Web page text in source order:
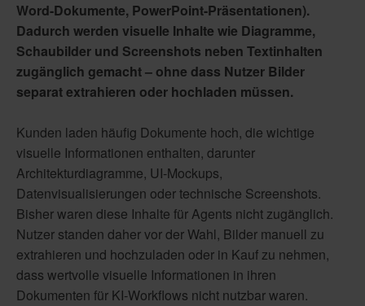
Word-Dokumente, PowerPoint-Präsentationen).
Dadurch werden visuelle Inhalte wie Diagramme,
Schaubilder und Screenshots neben Textinhalten
zugänglich gemacht – ohne dass Nutzer Bilder
separat extrahieren oder hochladen müssen.
Kunden laden häufig Dokumente hoch, die wichtige
visuelle Informationen enthalten, darunter
Architekturdiagramme, UI-Mockups,
Datenvisualisierungen oder technische Screenshots.
Bisher waren diese Inhalte für Agents nicht zugänglich.
Nutzer standen daher vor der Wahl, Bilder manuell zu
extrahieren und hochzuladen oder in Kauf zu nehmen,
dass wertvolle visuelle Informationen in ihren
Dokumenten für KI-Workflows nicht nutzbar waren.